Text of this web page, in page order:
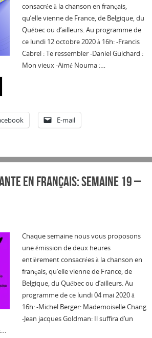
consacrée à la chanson en français,
qu’elle vienne de France, de Belgique, du
Québec ou d’ailleurs. Au programme de
ce lundi 12 octobre 2020 à 16h: -Francis
Cabrel : Te ressembler -Daniel Guichard :
Mon vieux -Aimé Nouma :…
E-mail
en Français: Semaine 19 –
Chaque semaine nous vous proposons
une émission de deux heures
entièrement consacrées à la chanson en
français, qu’elle vienne de France, de
Belgique, du Québec ou d’ailleurs. Au
programme de ce lundi 04 mai 2020 à
16h: -Michel Berger: Mademoiselle Chang
-Jean jacques Goldman: Il suffira d’un